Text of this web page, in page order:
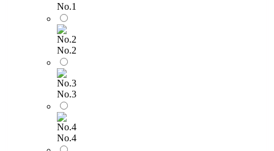
No.1
No.2
No.3
No.4